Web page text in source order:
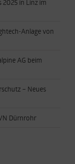
2025 in Linz im
Anlage von
AG beim
– Neues
Dürnrohr